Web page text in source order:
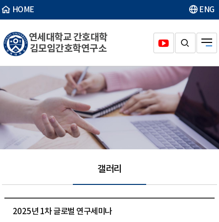
HOME ENG
연세대학교 간호대학
김모임간호학연구소
갤러리
2025년 1차 글로벌 연구세미나